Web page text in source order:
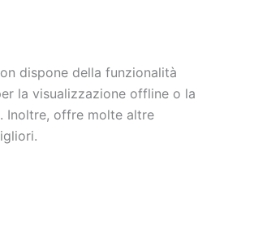
dispone della funzionalità
la visualizzazione offline o la
Inoltre, offre molte altre